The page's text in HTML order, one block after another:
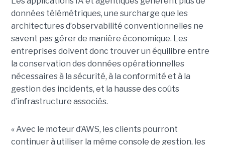
données télémétriques, une surcharge que les
architectures d’observabilité conventionnelles ne
savent pas gérer de manière économique. Les
entreprises doivent donc trouver un équilibre entre
la conservation des données opérationnelles
nécessaires à la sécurité, à la conformité et à la
gestion des incidents, et la hausse des coûts
d’infrastructure associés.
« Avec le moteur d’AWS, les clients pourront
continuer à utiliser la même console de gestion, les